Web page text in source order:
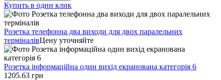
Купить в один клик
Розетка телефонна два виходи для двох паралельних
терміналівЦену уточняйте
Розетка інформаційна один вихід екранована категорія 6
1205.63 грн